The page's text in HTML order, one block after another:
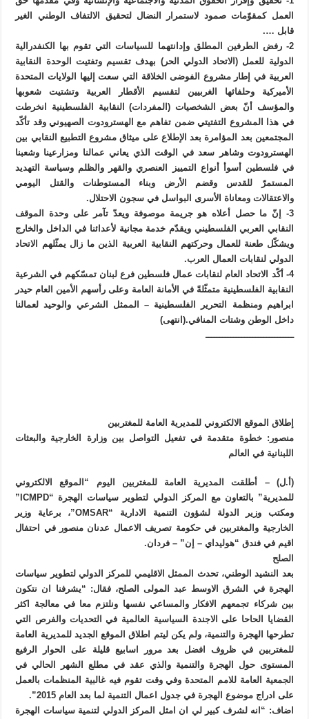
العمل كمقوّمات صمود لاستمرار النضال لتحقيق الالتفاف الوطني الغير
قابل ….
2- رفض الطرفين المطلق وإدانتهما للسياسات التي تقوم بها الكنفدرالية
الدولية للعمل (الاتحاد الدولي الحر) بهدف تقسيم وتفتيت الوحدة النقابية
العربية في إطار مشروع الفوضى الخلاقة التي سعت إليها الولايات المتحدة
الأميركية وحلفائها الغربيين لتقسيم الأقطار العربية وتشتيت شعوبها
والمؤسف أنّ بعض الشخصيات (المفردات) النقابية الفلسطينية انخرطت
في هذا المشروع التفتيتي ضمن تفاهم مع الهسترودوت الصهيوني وقد تأكّد
المجتمعين بعد المؤامرة بعد الإطلاع على ميثاق مشروع التطبيع النقابي بين
الهسترودوت وشاهر سعد في الوقت الذي يعاني عمالنا ومزارعينا وشعبنا
في فلسطين أسوأ أنواع التمييز العنصري والقهر والظلم وسياسة التهديد
المستمرّ للقدس وقضم الأرض وبناء المستوطنات والقتل اليومي
والاعتقالات ومعاناة الأسرى البواسل في سجون الاحتلال.
3- إنّ ما حصل أعلاه هو جريمة موصوفة ويعدّ تآمر على وحدة الموقف
النقابي العربي الفلسطيني ويقدّم خدمة مجانية لأعدائنا في الداخل والخارج
ويشكّل طعنة للعمال وحركتهم النقابية العربية الذين ما زال يمثّلهم الاتحاد
الدولي لنقابات العمال العرب.
4- أكّد الاتحاد العام لنقابات عمال فلسطين فرع لبنان تمسّكهم في الشرعية
النقابية الفلسطينية متمثّلةً في الأمانة العامة وعلى رأسهم الأمين العام حيدر
ابراهيم ومنظمة التحرير الفلسطينية – الممثل الشرعي والوحيد لعمالنا
داخل الوطن وشتات المنافي.(انتهى)
ــــــــــــــــــــــــــــــــ
إطلاق الموقع الالكتروني للمديرية العامة للمغتربين
منصور: خطوة متقدمة في تفعيل التواصل بين وزارة الخارجية والبعثات
اللبنانية في العالم
(أ.ل) – أطلقت المديرية العامة للمغتربين اليوم “الموقع الالكتروني
للمديرية” بالتعاون مع المركز الدولي لتطوير سياسات الهجرة “ICMPD”
ومكتب وزير الدولة لشؤون التنمية الادارية “OMSAR”، برعاية وزير
الخارجية والمغتربين في حكومة تصريف الاعمال عدنان منصور في احتفال
اقيم في فندق “هوليداي – إن” – فردان.
الصلح
بعد النشيد الوطني، تحدث الممثل الاقليمي للمركز الدولي لتطوير سياسات
الهجرة في الشرق الاوسط عبد المولى الصلح، فقال: “يشرفنا ان نتكون
بين شركاء تجمعهم الافكار والمساعي نفسها ونلتزم معا في معالجة اكثر
القضايا الحاحا على الاجندة السياسية العالمية في التحديات والفرص التي
تطرحها الهجرة والتنمية، ولم يكن ليتم اطلاق الموقع الجديد للمديرية العامة
للمغتربين في ظروف افضل بعد مرور اسابيع قليلة على الحوار الرفيع
المستوى حول الهجرة والتنمية والذي عقد في مطلع الشهر الحالي في
الجمعية العامة للامم المتحدة وفي وقت تقوم فيه غالبية المنظمات بالعمل
على ادراج موضوع الهجرة في جدول اعمال التنمية لما بعد العام 2015”.
اضاف: “انه لشرف كبير لي ان امثل المركز الدولي لتنمية سياسات الهجرة